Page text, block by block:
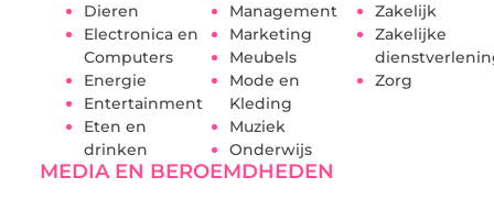
Dieren
Electronica en
Computers
Energie
Entertainment
Eten en
drinken
Management
Marketing
Meubels
Mode en
Kleding
Muziek
Onderwijs
Zakelijk
Zakelijke
Zorg
MEDIA EN BEROEMDHEDEN